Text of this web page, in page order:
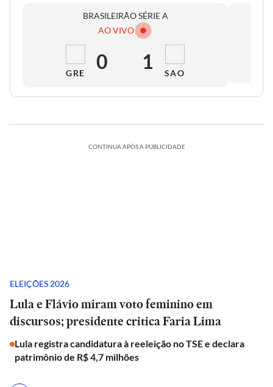
BRASILEIRÃO SÉRIE A
AO VIVO
GRE 0 1 SAO
CONTINUA APÓS A PUBLICIDADE
ELEIÇÕES 2026
Lula e Flávio miram voto feminino em
discursos; presidente critica Faria Lima
Lula registra candidatura à reeleição no TSE e declara
patrimônio de R$ 4,7 milhões